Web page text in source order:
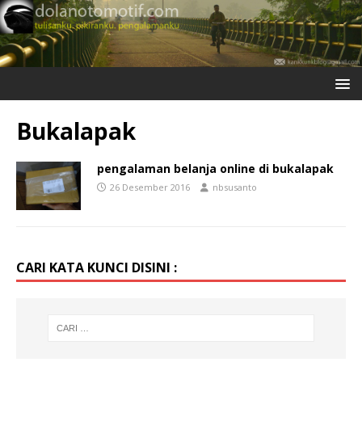
Bukalapak
pengalaman belanja online di bukalapak
26 Desember 2016 nbsusanto
CARI KATA KUNCI DISINI :